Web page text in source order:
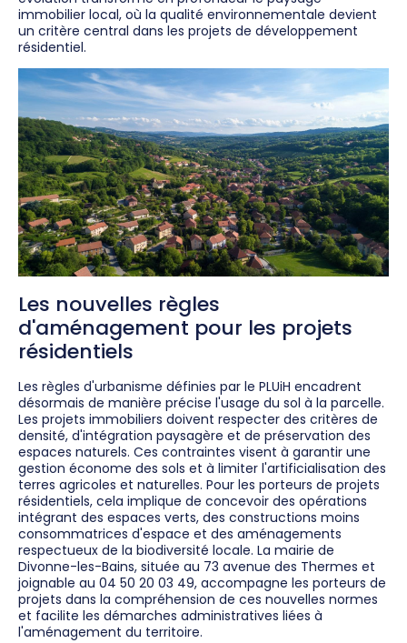
immobilier local, où la qualité environnementale devient
un critère central dans les projets de développement
résidentiel.
Les nouvelles règles
d'aménagement pour les projets
résidentiels
Les règles d'urbanisme définies par le PLUiH encadrent
désormais de manière précise l'usage du sol à la parcelle.
Les projets immobiliers doivent respecter des critères de
densité, d'intégration paysagère et de préservation des
espaces naturels. Ces contraintes visent à garantir une
gestion économe des sols et à limiter l'artificialisation des
terres agricoles et naturelles. Pour les porteurs de projets
résidentiels, cela implique de concevoir des opérations
intégrant des espaces verts, des constructions moins
consommatrices d'espace et des aménagements
respectueux de la biodiversité locale. La mairie de
Divonne-les-Bains, située au 73 avenue des Thermes et
joignable au 04 50 20 03 49, accompagne les porteurs de
projets dans la compréhension de ces nouvelles normes
et facilite les démarches administratives liées à
l'aménagement du territoire.